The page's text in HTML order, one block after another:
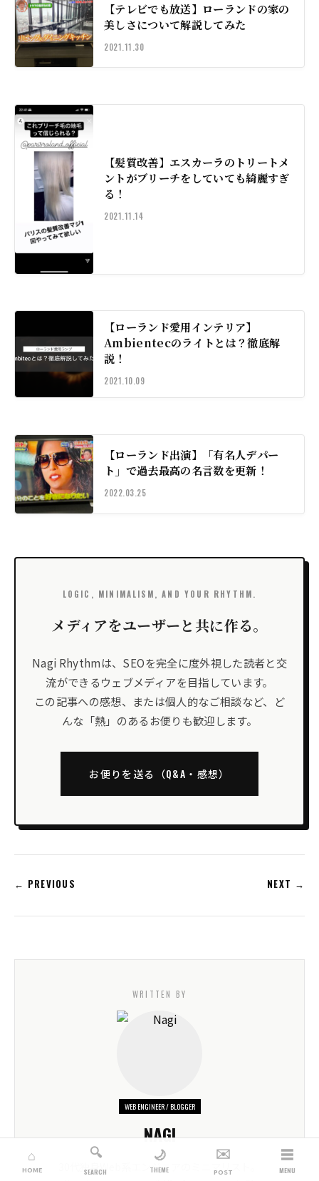
【テレビでも放送】ローランドの家の
美しさについて解説してみた
2021.11.30
【髪質改善】エスカーラのトリートメ
ントがブリーチをしていても綺麗すぎ
る！
2021.11.14
【ローランド愛用インテリア】
Ambientecのライトとは？徹底解
説！
2021.10.09
【ローランド出演】「有名人デパー
ト」で過去最高の名言数を更新！
2022.03.25
LOGIC, MINIMALISM, AND YOUR RHYTHM.
メディアをユーザーと共に作る。
Nagi Rhythmは、SEOを完全に度外視した読者と交
流ができるウェブメディアを目指しています。
この記事への感想、または個人的なご相談など、ど
んな「熱」のあるお便りも歓迎します。
お便りを送る（Q&A・感想）
← PREVIOUS NEXT →
WRITTEN BY
WEB ENGINEER / BLOGGER
NAGI
30代独身Web系エンジニアのミニマリスト。
⌂
HOME
🔍
SEARCH
🌙
THEME
✉️
POST
☰
MENU